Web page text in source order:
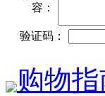
容：
验证码：
购物